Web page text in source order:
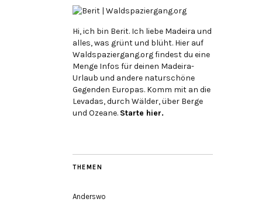
Hi, ich bin Berit. Ich liebe Madeira und
alles, was grünt und blüht. Hier auf
Waldspaziergang.org findest du eine
Menge Infos für deinen Madeira-
Urlaub und andere naturschöne
Gegenden Europas. Komm mit an die
Levadas, durch Wälder, über Berge
und Ozeane. Starte hier.
THEMEN
Anderswo